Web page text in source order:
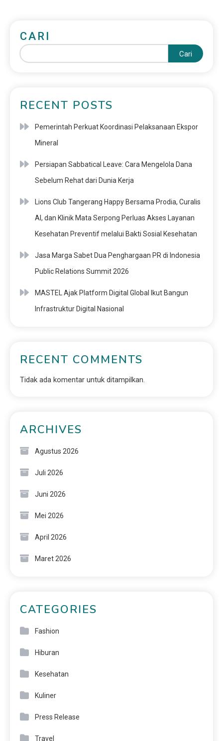
CARI
Cari
RECENT POSTS
Pemerintah Perkuat Koordinasi Pelaksanaan Ekspor
Mineral
Persiapan Sabbatical Leave: Cara Mengelola Dana
Sebelum Rehat dari Dunia Kerja
Lions Club Tangerang Happy Bersama Prodia, Curalis
AI, dan Klinik Mata Serpong Perluas Akses Layanan
Kesehatan Preventif melalui Bakti Sosial Kesehatan
Jasa Marga Sabet Dua Penghargaan PR di Indonesia
Public Relations Summit 2026
MASTEL Ajak Platform Digital Global Ikut Bangun
Infrastruktur Digital Nasional
RECENT COMMENTS
Tidak ada komentar untuk ditampilkan.
ARCHIVES
Agustus 2026
Juli 2026
Juni 2026
Mei 2026
April 2026
Maret 2026
CATEGORIES
Fashion
Hiburan
Kesehatan
Kuliner
Press Release
Travel